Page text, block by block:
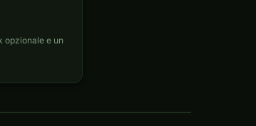
opzionale e un